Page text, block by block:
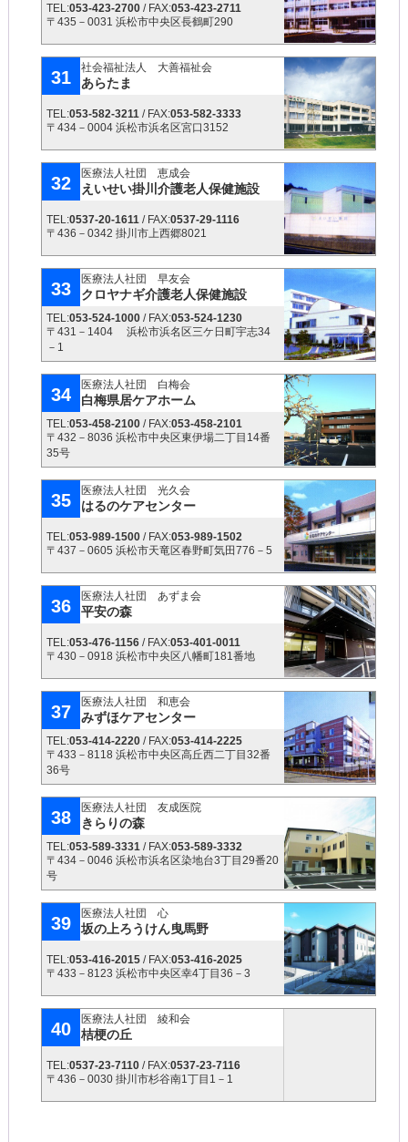
TEL:053-423-2700/ FAX:053-423-2711
〒435－0031 浜松市中央区長鶴町290
31 社会福祉法人 大善福祉会
あらたま
TEL:053-582-3211/ FAX:053-582-3333
〒434－0004 浜松市浜名区宮口3152
32 医療法人社団 恵成会
えいせい掛川介護老人保健施設
TEL:0537-20-1611/ FAX:0537-29-1116
〒436－0342 掛川市上西郷8021
33 医療法人社団 早友会
クロヤナギ介護老人保健施設
TEL:053-524-1000/ FAX:053-524-1230
〒431－1404 浜松市浜名区三ケ日町宇志34
－1
34 医療法人社団 白梅会
白梅県居ケアホーム
TEL:053-458-2100/ FAX:053-458-2101
〒432－8036 浜松市中央区東伊場二丁目14番
35号
35 医療法人社団 光久会
はるのケアセンター
TEL:053-989-1500/ FAX:053-989-1502
〒437－0605 浜松市天竜区春野町気田776－5
36 医療法人社団 あずま会
平安の森
TEL:053-476-1156/ FAX:053-401-0011
〒430－0918 浜松市中央区八幡町181番地
37 医療法人社団 和恵会
みずほケアセンター
TEL:053-414-2220/ FAX:053-414-2225
〒433－8118 浜松市中央区高丘西二丁目32番
36号
38 医療法人社団 友成医院
きらりの森
TEL:053-589-3331/ FAX:053-589-3332
〒434－0046 浜松市浜名区染地台3丁目29番20
号
39 医療法人社団 心
坂の上ろうけん曳馬野
TEL:053-416-2015/ FAX:053-416-2025
〒433－8123 浜松市中央区幸4丁目36－3
40 医療法人社団 綾和会
桔梗の丘
TEL:0537-23-7110/ FAX:0537-23-7116
〒436－0030 掛川市杉谷南1丁目1－1